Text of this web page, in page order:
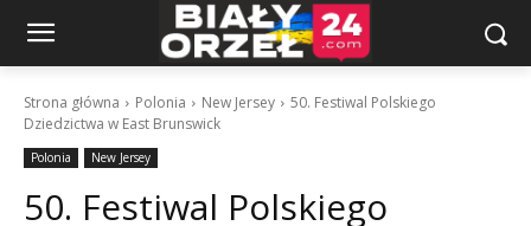
Strona główna Polonia New Jersey
50. Festiwal Polskiego
Dziedzictwa w East Brunswick
Polonia New Jersey
50. Festiwal Polskiego